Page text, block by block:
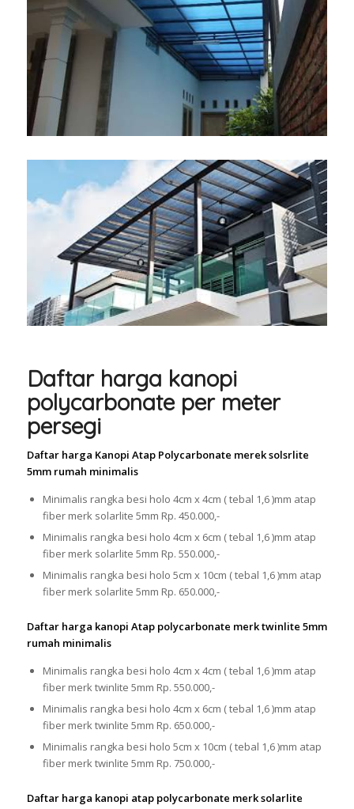
Daftar harga kanopi
polycarbonate per meter
persegi
Daftar harga Kanopi Atap Polycarbonate merek solsrlite
5mm rumah minimalis
Minimalis rangka besi holo 4cm x 4cm ( tebal 1,6 )mm atap
fiber merk solarlite 5mm Rp. 450.000,-
Minimalis rangka besi holo 4cm x 6cm ( tebal 1,6 )mm atap
fiber merk solarlite 5mm Rp. 550.000,-
Minimalis rangka besi holo 5cm x 10cm ( tebal 1,6 )mm atap
fiber merk solarlite 5mm Rp. 650.000,-
Daftar harga kanopi Atap polycarbonate merk twinlite 5mm
rumah minimalis
Minimalis rangka besi holo 4cm x 4cm ( tebal 1,6 )mm atap
fiber merk twinlite 5mm Rp. 550.000,-
Minimalis rangka besi holo 4cm x 6cm ( tebal 1,6 )mm atap
fiber merk twinlite 5mm Rp. 650.000,-
Minimalis rangka besi holo 5cm x 10cm ( tebal 1,6 )mm atap
fiber merk twinlite 5mm Rp. 750.000,-
Daftar harga kanopi atap polycarbonate merk solarlite